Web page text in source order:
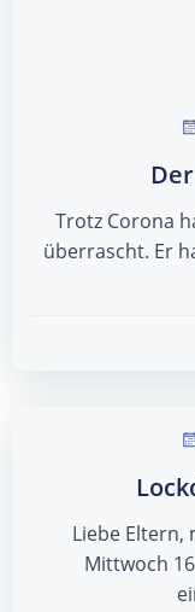
Trotz Corona
überrascht. Er
Liebe Eltern,
Mittwoch